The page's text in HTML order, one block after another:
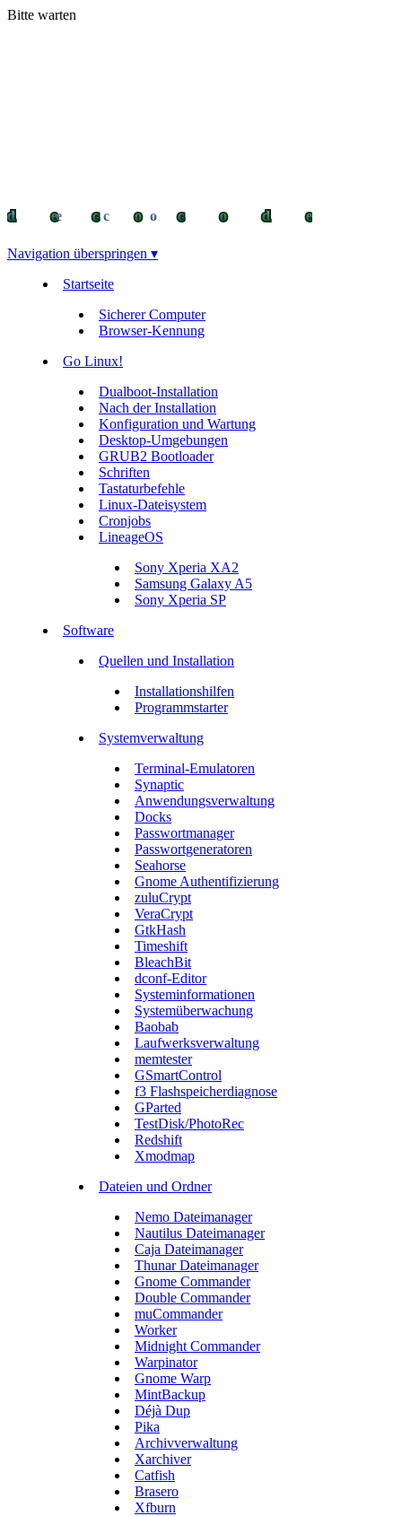
Bitte warten
decocode
decocode
deco
Navigation überspringen ▾
Startseite
Sicherer Computer
Browser-Kennung
Go Linux!
Dualboot-Installation
Nach der Installation
Konfiguration und Wartung
Desktop-Umgebungen
GRUB2 Bootloader
Schriften
Tastaturbefehle
Linux-Dateisystem
Cronjobs
LineageOS
Sony Xperia XA2
Samsung Galaxy A5
Sony Xperia SP
Software
Quellen und Installation
Installationshilfen
Programmstarter
Systemverwaltung
Terminal-Emulatoren
Synaptic
Anwendungsverwaltung
Docks
Passwortmanager
Passwortgeneratoren
Seahorse
Gnome Authentifizierung
zuluCrypt
VeraCrypt
GtkHash
Timeshift
BleachBit
dconf-Editor
Systeminformationen
Systemüberwachung
Baobab
Laufwerksverwaltung
memtester
GSmartControl
f3 Flashspeicherdiagnose
GParted
TestDisk/PhotoRec
Redshift
Xmodmap
Dateien und Ordner
Nemo Dateimanager
Nautilus Dateimanager
Caja Dateimanager
Thunar Dateimanager
Gnome Commander
Double Commander
muCommander
Worker
Midnight Commander
Warpinator
Gnome Warp
MintBackup
Déjà Dup
Pika
Archivverwaltung
Xarchiver
Catfish
Brasero
Xfburn